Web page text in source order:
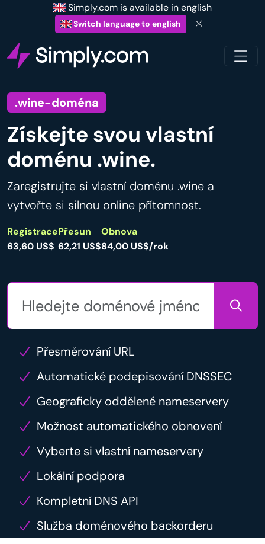
Simply.com is available in english
Switch language to english
.wine-doména
Získejte svou vlastní
doménu .wine.
Zaregistrujte si vlastní doménu .wine a
vytvořte si silnou online přítomnost.
Registrace
63,60 US$
Přesun
62,21 US$
Obnova
84,00 US$/rok
Přesměrování URL
Automatické podepisování DNSSEC
Geograficky oddělené nameservery
Možnost automatického obnovení
Vyberte si vlastní nameservery
Lokální podpora
Kompletní DNS API
Služba doménového backorderu